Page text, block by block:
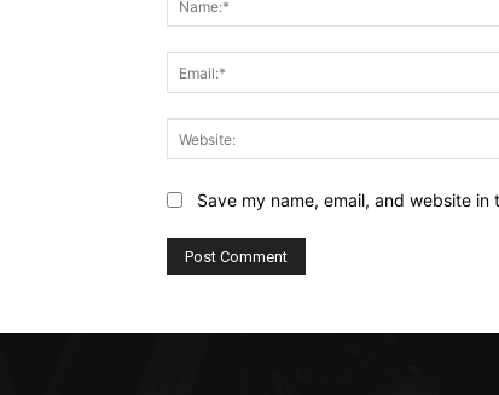
Save my name, email, and website